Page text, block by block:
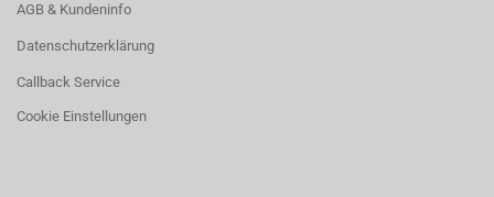
AGB & Kundeninfo
Datenschutzerklärung
Callback Service
Cookie Einstellungen